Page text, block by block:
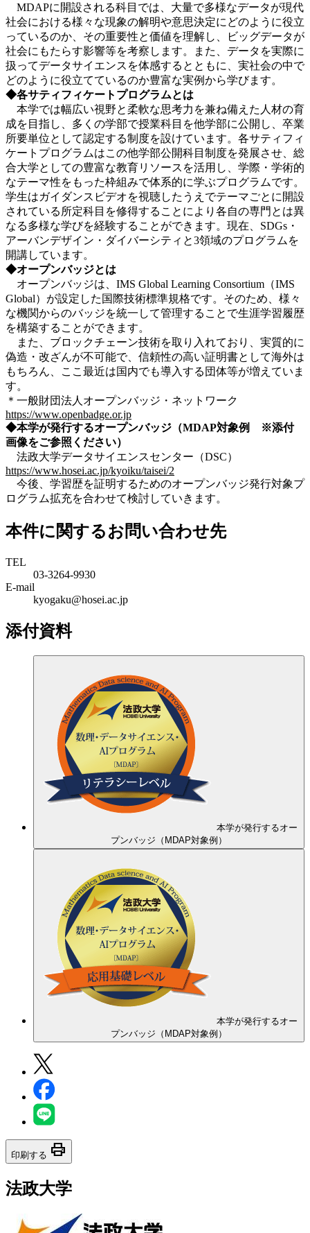
MDAPに開設される科目では、大量で多様なデータが現代
社会における様々な現象の解明や意思決定にどのように役立
っているのか、その重要性と価値を理解し、ビッグデータが
社会にもたらす影響等を考察します。また、データを実際に
扱ってデータサイエンスを体感するとともに、実社会の中で
どのように役立てているのか豊富な実例から学びます。
◆各サティフィケートプログラムとは
本学では幅広い視野と柔軟な思考力を兼ね備えた人材の育
成を目指し、多くの学部で授業科目を他学部に公開し、卒業
所要単位として認定する制度を設けています。各サティフィ
ケートプログラムはこの他学部公開科目制度を発展させ、総
合大学としての豊富な教育リソースを活用し、学際・学術的
なテーマ性をもった枠組みで体系的に学ぶプログラムです。
学生はガイダンスビデオを視聴したうえでテーマごとに開設
されている所定科目を修得することにより各自の専門とは異
なる多様な学びを経験することができます。現在、SDGs・
アーバンデザイン・ダイバーシティと3領域のプログラムを
開講しています。
◆オープンバッジとは
オープンバッジは、IMS Global Learning Consortium（IMS
Global）が設定した国際技術標準規格です。そのため、様々
な機関からのバッジを統一して管理することで生涯学習履歴
を構築することができます。
また、ブロックチェーン技術を取り入れており、実質的に
偽造・改ざんが不可能で、信頼性の高い証明書として海外は
もちろん、ここ最近は国内でも導入する団体等が増えていま
す。
＊一般財団法人オープンバッジ・ネットワーク
https://www.openbadge.or.jp
◆本学が発行するオープンバッジ（MDAP対象例 ※添付
画像をご参照ください）
法政大学データサイエンスセンター（DSC）
https://www.hosei.ac.jp/kyoiku/taisei/2
今後、学習歴を証明するためのオープンバッジ発行対象プ
ログラム拡充を合わせて検討していきます。
本件に関するお問い合わせ先
TEL
03-3264-9930
E-mail
kyogaku@hosei.ac.jp
添付資料
本学が発行するオー
プンバッジ（MDAP対象例）
本学が発行するオー
プンバッジ（MDAP対象例）
印刷する print
法政大学